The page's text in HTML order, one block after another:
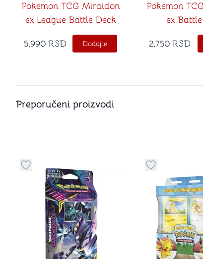
Pokemon TCG Miraidon
ex League Battle Deck
5,990 RSD Dodajte
Pokemon
ex
2,750 RSD
Preporučeni proizvodi
Dugme za dodavanje stvari u kategoriju omiljeno
Dugme za